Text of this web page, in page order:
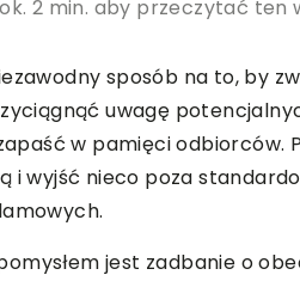
2 min. aby przeczytać ten
sposób na to, by
uwagę
w pamięci odbiorców.
i wyjść nieco poza
jest zadbanie o